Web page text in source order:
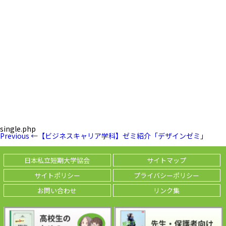
single.php
投
ナ
ビ
ゲ
ー
ョ
Previous
Previous ← 【ビジネスキャリア学科】ゼミ紹介「デザインゼミ」
日本私立短期大学協会
サイトマップ
サイトポリシー
プライバシーポリシー
お問い合わせ
リンク集